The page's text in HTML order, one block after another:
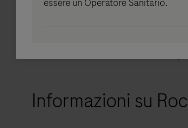
tecnici prima che l’intero portfolio sia
Roche Diagnostics supporta
Informazioni su
essere un Operatore Sanitario.